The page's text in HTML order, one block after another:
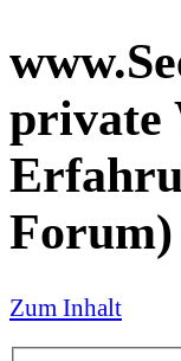
private
Forum)
Zum Inhalt